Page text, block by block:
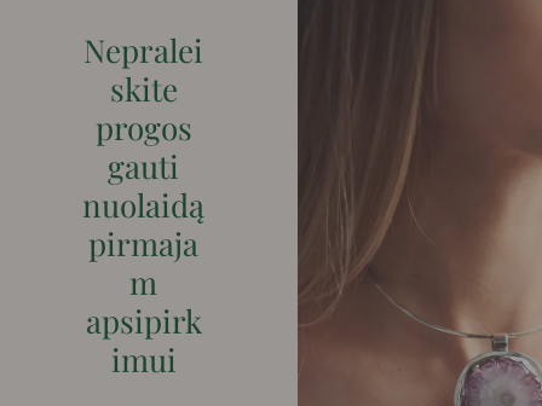
Nepralei
skite
progos
gauti
nuolaidą
pirmaja
m
apsipirk
imui